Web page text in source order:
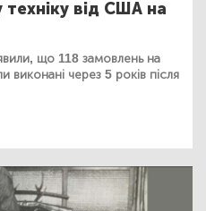
техніку від США на
що 118 замовлень на
виконані через 5 років після